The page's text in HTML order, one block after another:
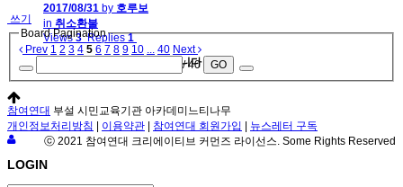
2017/08/31 by 호루보
in 취소환불
Views3 Replies1
[결제 후 취소] 환불 요청드립니다
쓰기
Board Pagination
Prev 1 2 3 4 5 6 7 8 9 10 40 Next
/ 40
GO
참여연대 부설 시민교육기관 아카데미느티나무
개인정보처리방침
이용약관 참여연대 회원가입
뉴스레터 구독
ⓒ 2021 참여연대 크리에이티브 커먼즈 라이선스. Some Rights Reserved
LOGIN